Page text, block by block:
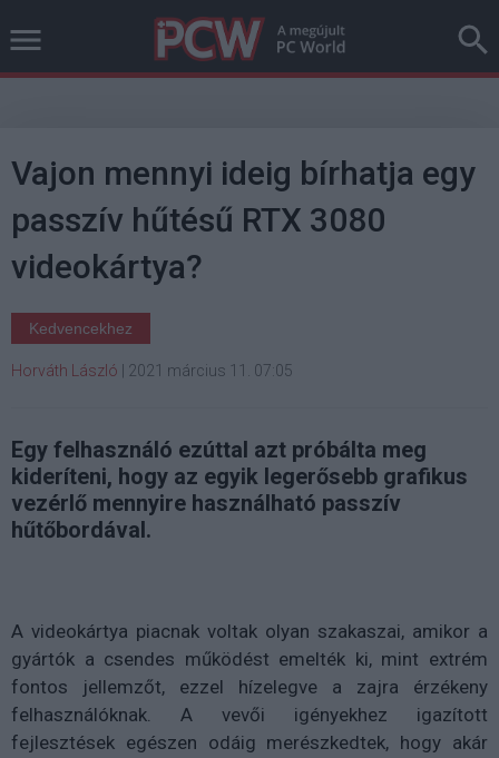
Vajon mennyi ideig bírhatja egy
passzív hűtésű RTX 3080
videokártya?
Kedvencekhez
Horváth László 2021 március 11. 07:05
Egy felhasználó ezúttal azt próbálta meg
kideríteni, hogy az egyik legerősebb grafikus
vezérlő mennyire használható passzív
hűtőbordával.
A videokártya piacnak voltak olyan szakaszai, amikor a
gyártók a csendes működést emelték ki, mint extrém
fontos jellemzőt, ezzel hízelegve a zajra érzékeny
felhasználóknak. A vevői igényekhez igazított
fejlesztések egészen odáig merészkedtek, hogy akár